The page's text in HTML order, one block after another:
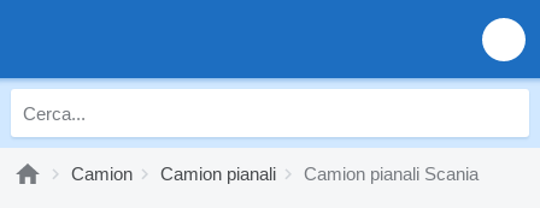
Camion Camion pianali Camion pianali Scania